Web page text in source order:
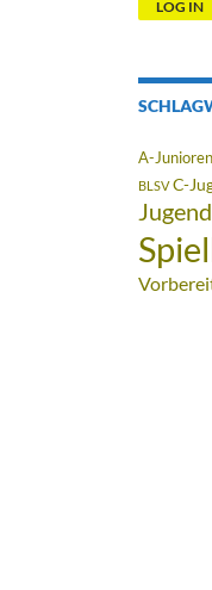
A-Junioren
BLSV C-
Jugend